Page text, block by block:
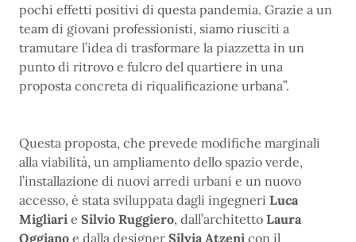
pochi effetti positivi di questa pandemia. Grazie a un
team di giovani professionisti, siamo riusciti a
tramutare l’idea di trasformare la piazzetta in un
punto di ritrovo e fulcro del quartiere in una
proposta concreta di riqualificazione urbana”.
Questa proposta, che prevede modifiche marginali
alla viabilità, un ampliamento dello spazio verde,
l’installazione di nuovi arredi urbani e un nuovo
accesso, è stata sviluppata dagli ingegneri Luca
Migliari e Silvio Ruggiero, dall’architetto Laura
Oggiano e dalla designer Silvia Atzeni con il